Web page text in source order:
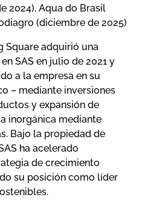
2024), Aqua do Brasil
(diciembre de 2025)
Square adquirió una
SAS en julio de 2021 y
a la empresa en su
– mediante inversiones
y expansión de
inorgánica mediante
Bajo la propiedad de
ha acelerado
de crecimiento
su posición como líder